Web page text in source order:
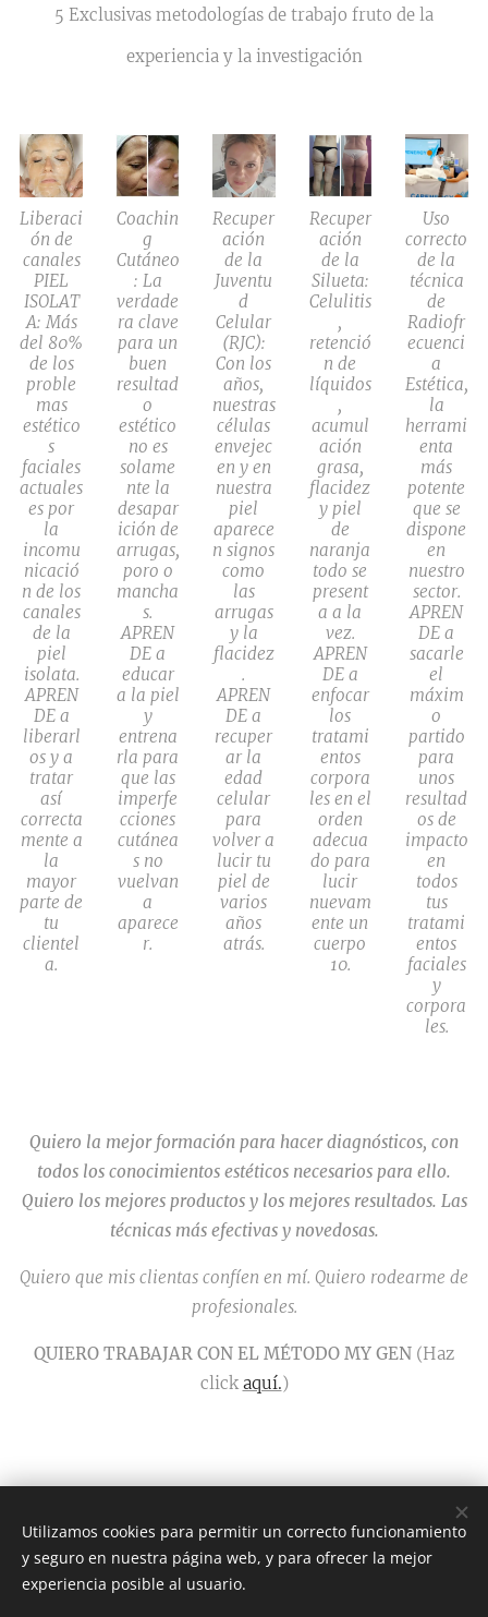
5 Exclusivas metodologías de trabajo fruto de la
experiencia y la investigación
Liberaci
ón de
canales
PIEL
ISOLAT
A: Más
del 80%
de los
proble
mas
estético
s
faciales
actuales
es por
la
incomu
nicació
n de los
canales
de la
piel
isolata.
APREN
DE a
liberarl
os y a
tratar
así
correcta
mente a
la
mayor
parte de
tu
clientel
a.
Coachin
g
Cutáneo
: La
verdade
ra clave
para un
buen
resultad
o
estético
no es
solame
nte la
desapar
ición de
arrugas,
poro o
mancha
s.
APREN
DE a
educar
a la piel
y
entrena
rla para
que las
imperfe
cciones
cutánea
s no
vuelvan
a
aparece
r.
Recuper
ación
de la
Juventu
d
Celular
(RJC):
Con los
años,
nuestras
células
envejec
en y en
nuestra
piel
aparece
n signos
como
las
arrugas
y la
flacidez
.
APREN
DE a
recuper
ar la
edad
celular
para
volver a
lucir tu
piel de
varios
años
atrás.
Recuper
ación
de la
Silueta:
Celulitis
,
retenció
n de
líquidos
,
acumul
ación
grasa,
flacidez
y piel
de
naranja
todo se
present
a a la
vez.
APREN
DE a
enfocar
los
tratami
entos
corpora
les en el
orden
adecua
do para
lucir
nuevam
ente un
cuerpo
10.
Uso
correcto
de la
técnica
de
Radiofr
ecuenci
a
Estética,
la
herrami
enta
más
potente
que se
dispone
en
nuestro
sector.
APREN
DE a
sacarle
el
máxim
o
partido
para
unos
resultad
os de
impacto
en
todos
tus
tratami
entos
faciales
y
corpora
les.
Quiero la mejor formación para hacer diagnósticos, con
todos los conocimientos estéticos necesarios para ello.
Quiero los mejores productos y los mejores resultados. Las
técnicas más efectivas y novedosas.
Quiero que mis clientas confíen en mí. Quiero rodearme de
profesionales.
QUIERO TRABAJAR CON EL MÉTODO MY GEN (Haz
click aquí.)
MY GENERATION ®
Utilizamos cookies para permitir un correcto funcionamiento
y seguro en nuestra página web, y para ofrecer la mejor
experiencia posible al usuario.